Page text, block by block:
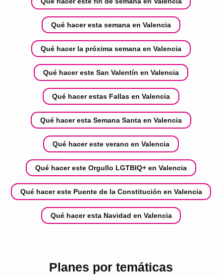
Qué hacer esta semana en Valencia
Qué hacer la próxima semana en Valencia
Qué hacer este San Valentín en Valencia
Qué hacer estas Fallas en Valencia
Qué hacer esta Semana Santa en Valencia
Qué hacer este verano en Valencia
Qué hacer este Orgullo LGTBIQ+ en Valencia
Qué hacer este Puente de la Constitución en Valencia
Qué hacer esta Navidad en Valencia
Planes por temáticas